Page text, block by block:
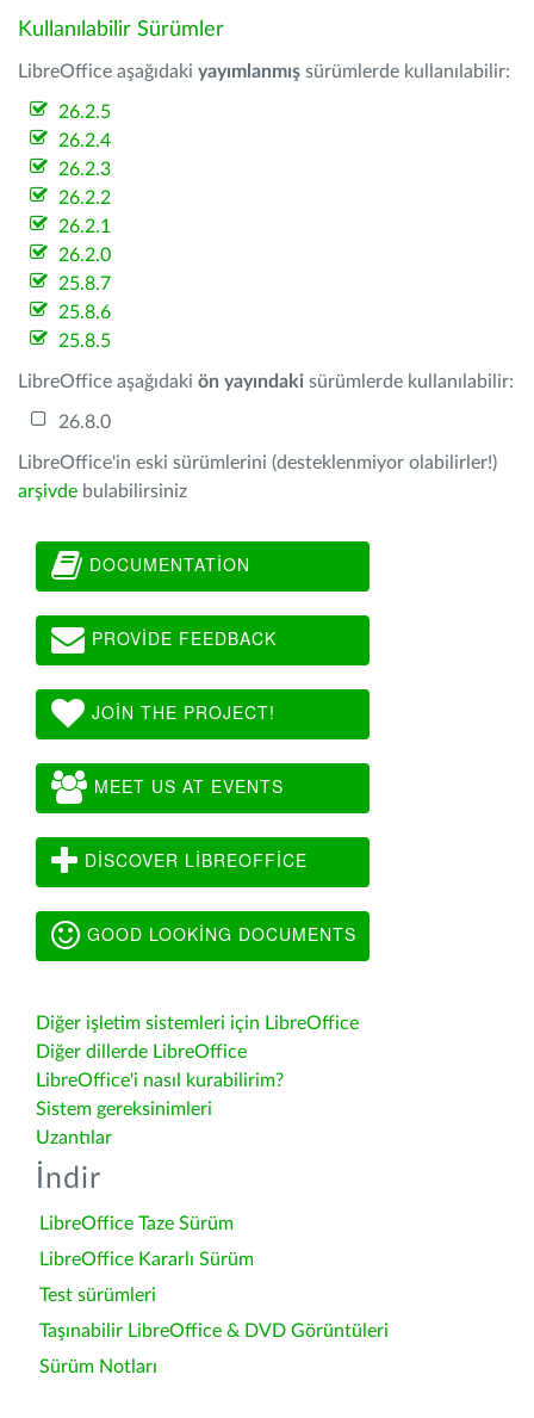
Kullanılabilir Sürümler
LibreOffice aşağıdaki yayımlanmış sürümlerde kullanılabilir:
26.2.5
26.2.4
26.2.3
26.2.2
26.2.1
26.2.0
25.8.7
25.8.6
25.8.5
LibreOffice aşağıdaki ön yayındaki sürümlerde kullanılabilir:
26.8.0
LibreOffice'in eski sürümlerini (desteklenmiyor olabilirler!)
arşivde bulabilirsiniz
DOCUMENTATION
PROVIDE FEEDBACK
JOIN THE PROJECT!
MEET US AT EVENTS
DISCOVER LIBREOFFICE
GOOD LOOKING DOCUMENTS
Diğer işletim sistemleri için LibreOffice
Diğer dillerde LibreOffice
LibreOffice'i nasıl kurabilirim?
Sistem gereksinimleri
Uzantılar
İndir
LibreOffice Taze Sürüm
LibreOffice Kararlı Sürüm
Test sürümleri
Taşınabilir LibreOffice & DVD Görüntüleri
Sürüm Notları